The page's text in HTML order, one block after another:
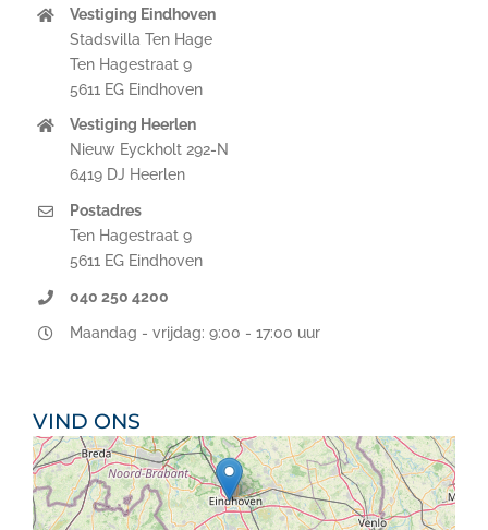
Vestiging Eindhoven
Stadsvilla Ten Hage
Ten Hagestraat 9
5611 EG Eindhoven
Vestiging Heerlen
Nieuw Eyckholt 292-N
6419 DJ Heerlen
Postadres
Ten Hagestraat 9
5611 EG Eindhoven
040 250 4200
Maandag - vrijdag: 9:00 - 17:00 uur
VIND ONS